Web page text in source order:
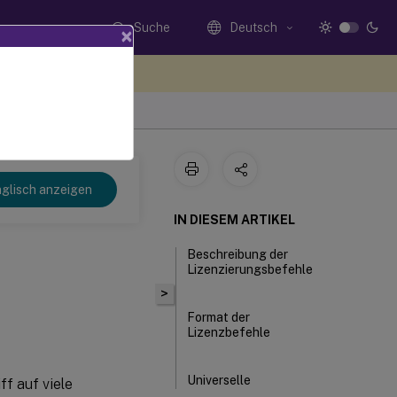
Suche Deutsch
anzeigen
auf viele
>
IN DIESEM ARTIKEL
Beschreibung der
Lizenzierungsbefehle
Format der
Lizenzbefehle
Universelle
×